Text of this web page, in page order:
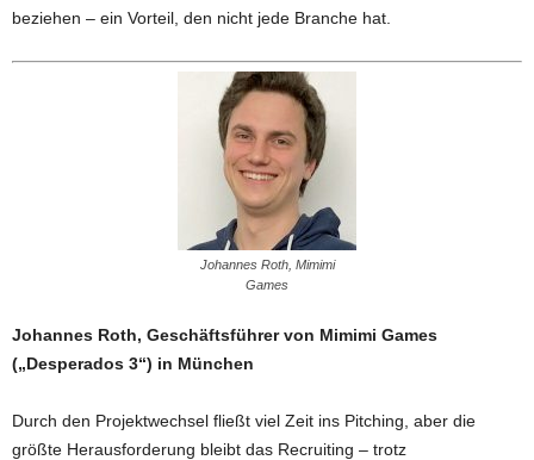
beziehen – ein Vorteil, den nicht jede Branche hat.
Johannes Roth, Mimimi
Games
Johannes Roth, Geschäftsführer von Mimimi Games
(„Desperados 3“) in München
Durch den Projektwechsel fließt viel Zeit ins Pitching, aber die
größte Herausforderung bleibt das Recruiting – trotz